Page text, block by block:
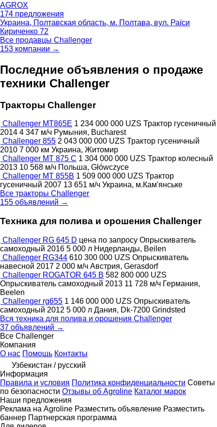
AGROX
174 предложения
Украина, Полтавская область, м. Полтава, вул. Раїси
Кириченко 72
Все продавцы Challenger
153 компании →
Последние объявления о продаже
техники Challenger
Тракторы Challenger
Challenger MT865E 1 234 000 000 UZS Трактор гусеничный
2014 4 347 м/ч Румыния, Bucharest
Challenger 855 2 043 000 000 UZS Трактор гусеничный
2010 7 000 км Украина, Житомир
Challenger MT 875 C 1 304 000 000 UZS Трактор колесный
2013 10 568 м/ч Польша, Główczyce
Challenger MT 855B 1 509 000 000 UZS Трактор
гусеничный 2007 13 651 м/ч Украина, м.Кам'янське
Все тракторы Challenger
155 объявлений →
Техника для полива и орошения Challenger
Challenger RG 645 D цена по запросу Опрыскиватель
самоходный 2016 5 000 л Нидерланды, Beilen
Challenger RG344 610 300 000 UZS Опрыскиватель
навесной 2017 2 000 м/ч Австрия, Gerasdorf
Challenger ROGATOR 645 B 582 800 000 UZS
Опрыскиватель самоходный 2013 11 728 м/ч Германия,
Beelen
Challenger rg655 1 146 000 000 UZS Опрыскиватель
самоходный 2012 5 000 л Дания, Dk-7200 Grindsted
Вся техника для полива и орошения Challenger
37 объявлений →
Все Challenger
Компания
О нас Помощь Контакты
Узбекистан / русский
Информация
Правила и условия Политика конфиденциальности Советы
по безопасности Отзывы об Agroline Каталог марок
Наши предложения
Реклама на Agroline Разместить объявление Разместить
баннер Партнерская программа